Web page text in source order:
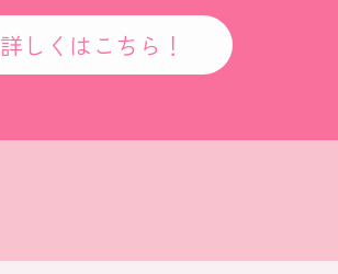
詳しくはこちら！